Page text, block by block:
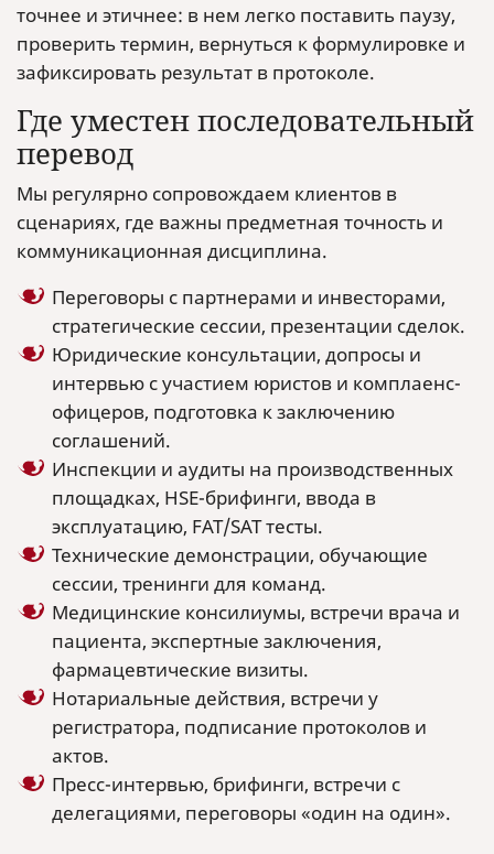
точнее и этичнее: в нем легко поставить паузу,
проверить термин, вернуться к формулировке и
зафиксировать результат в протоколе.
Где уместен последовательный
перевод
Мы регулярно сопровождаем клиентов в
сценариях, где важны предметная точность и
коммуникационная дисциплина.
Переговоры с партнерами и инвесторами,
стратегические сессии, презентации сделок.
Юридические консультации, допросы и
интервью с участием юристов и комплаенс-
офицеров, подготовка к заключению
соглашений.
Инспекции и аудиты на производственных
площадках, HSE-брифинги, ввода в
эксплуатацию, FAT/SAT тесты.
Технические демонстрации, обучающие
сессии, тренинги для команд.
Медицинские консилиумы, встречи врача и
пациента, экспертные заключения,
фармацевтические визиты.
Нотариальные действия, встречи у
регистратора, подписание протоколов и
актов.
Пресс-интервью, брифинги, встречи с
делегациями, переговоры «один на один».